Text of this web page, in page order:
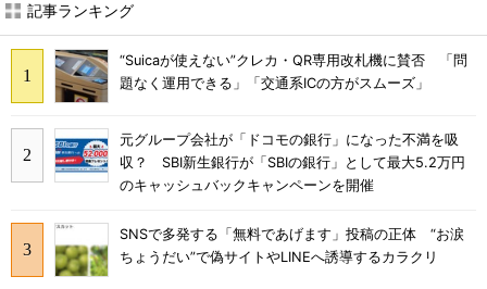
記事ランキング
“Suicaが使えない”クレカ・QR専用改札機に賛否 「問
題なく運用できる」「交通系ICの方がスムーズ」
元グループ会社が「ドコモの銀行」になった不満を吸
収？ SBI新生銀行が「SBIの銀行」として最大5.2万円
のキャッシュバックキャンペーンを開催
SNSで多発する「無料であげます」投稿の正体 “お涙
ちょうだい”で偽サイトやLINEへ誘導するカラクリ